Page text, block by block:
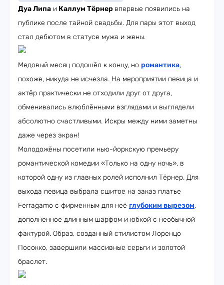
Дуа Липа и Каллум Тёрнер впервые появились на
публике после тайной свадьбы. Для пары этот выход
стал дебютом в статусе мужа и жены.
Медовый месяц подошёл к концу, но романтика,
похоже, никуда не исчезла. На мероприятии певица и
актёр практически не отходили друг от друга,
обменивались влюблёнными взглядами и выглядели
абсолютно счастливыми. Искры между ними заметны
даже через экран!
Молодожёны посетили нью-йоркскую премьеру
романтической комедии «Только на одну ночь», в
которой одну из главных ролей исполнил Тёрнер. Для
выхода певица выбрала сшитое на заказ платье
Ferragamo с фирменным для неё глубоким вырезом,
дополненное длинным шарфом и юбкой с необычной
фактурой. Образ, созданный стилистом Лоренцо
Посокко, завершили массивные серьги и золотой
браслет.